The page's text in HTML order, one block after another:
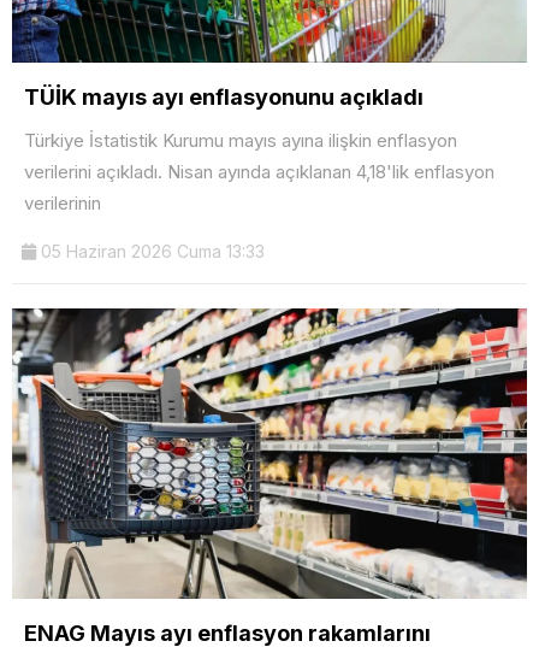
TÜİK mayıs ayı enflasyonunu açıkladı
Türkiye İstatistik Kurumu mayıs ayına ilişkin enflasyon
verilerini açıkladı. Nisan ayında açıklanan 4,18'lik enflasyon
verilerinin
05 Haziran 2026 Cuma 13:33
ENAG Mayıs ayı enflasyon rakamlarını